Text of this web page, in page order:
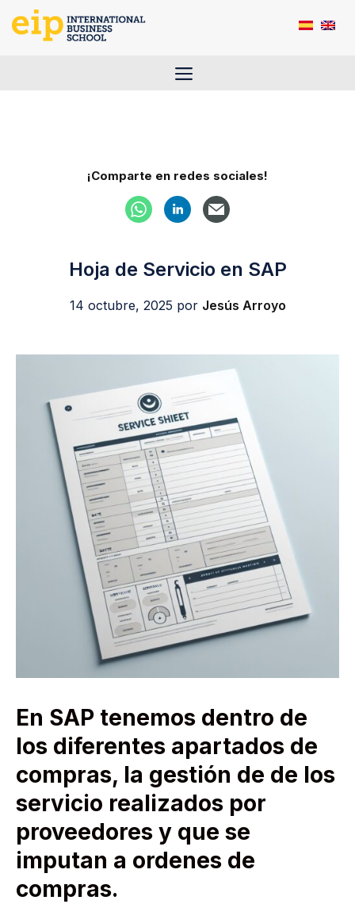
Saltar
Menú
¡Comparte en redes sociales!
Hoja de Servicio en SAP
14 octubre, 2025 por Jesús Arroyo
En SAP tenemos dentro de
los diferentes apartados de
compras, la gestión de de los
servicio realizados por
proveedores y que se
imputan a ordenes de
compras.